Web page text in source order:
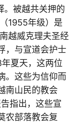
。被越共关押的
1955年级）是
越威克理夫圣经
，与宣道会护士
夏天，这两位
。这些为信仰而
南山民的教会
指出，这些宣
农部落教会复